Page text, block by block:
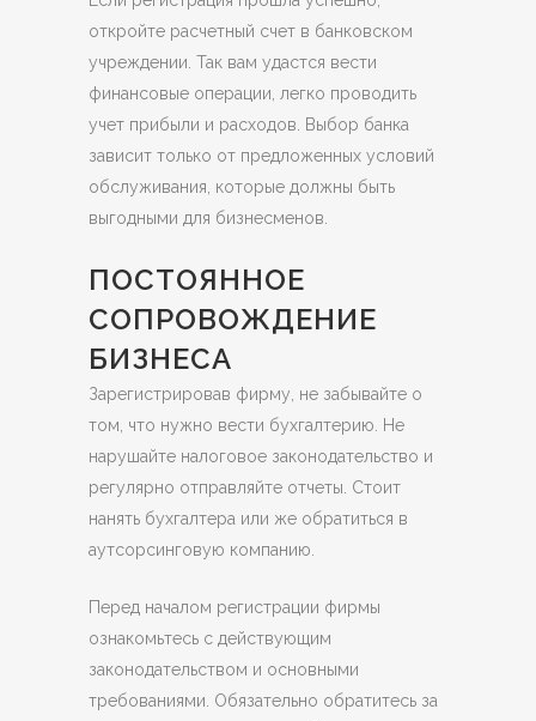
откройте расчетный счет в банковском
учреждении. Так вам удастся вести
финансовые операции, легко проводить
учет прибыли и расходов. Выбор банка
зависит только от предложенных условий
обслуживания, которые должны быть
выгодными для бизнесменов.
ПОСТОЯННОЕ
СОПРОВОЖДЕНИЕ
БИЗНЕСА
Зарегистрировав фирму, не забывайте о
том, что нужно вести бухгалтерию. Не
нарушайте налоговое законодательство и
регулярно отправляйте отчеты. Стоит
нанять бухгалтера или же обратиться в
аутсорсинговую компанию.
Перед началом регистрации фирмы
ознакомьтесь с действующим
законодательством и основными
требованиями. Обязательно обратитесь за